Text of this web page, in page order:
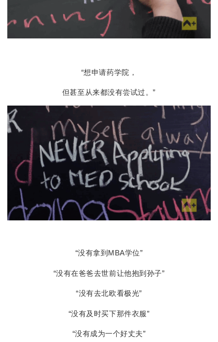
“想申请药学院，
但甚至从来都没有尝试过。”
“没有拿到MBA学位”
“没有在爸爸去世前让他抱到孙子”
“没有去北欧看极光”
“没有及时买下那件衣服”
“没有成为一个好丈夫”